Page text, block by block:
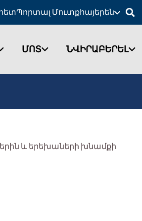
Պորտալ Մուտքհայերեն
ՄՈՏ ՆՎԻՐԱԲԵՐԵԼ
և երեխաների խնամքի